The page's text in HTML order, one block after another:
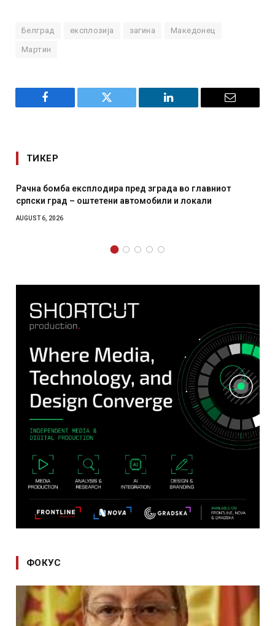
Белград експлозија загина Македонец
Мартин
Facebook Twitter LinkedIn Email
ТИКЕР
И Данска се милитарилизира – воведува
месечна воена
ФОКУС